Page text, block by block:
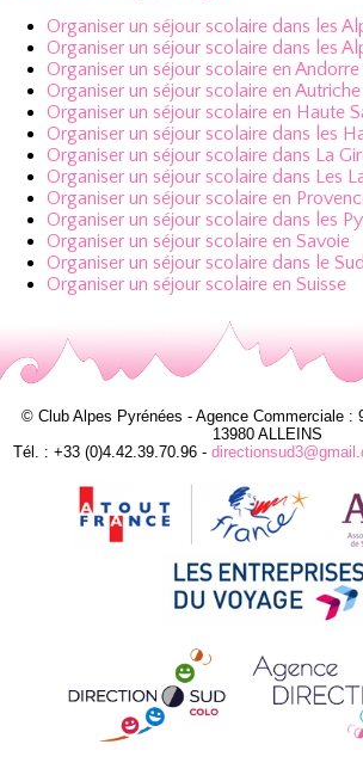
Organiser un séjour scolaire dans les
Organiser un séjour scolaire dans les
Organiser un séjour scolaire en Andorre
Organiser un séjour scolaire en Autriche
Organiser un séjour scolaire en Haute
Organiser un séjour scolaire dans les
Organiser un séjour scolaire dans La
Organiser un séjour scolaire dans Les
Organiser un séjour scolaire en
Organiser un séjour scolaire dans les
Organiser un séjour scolaire en Savoie
Organiser un séjour scolaire dans le
Organiser un séjour scolaire en Suisse
© Club Alpes Pyrénées - Agence Commerciale :
13980 ALLEINS
Tél. : +33 (0)4.42.39.70.96 -